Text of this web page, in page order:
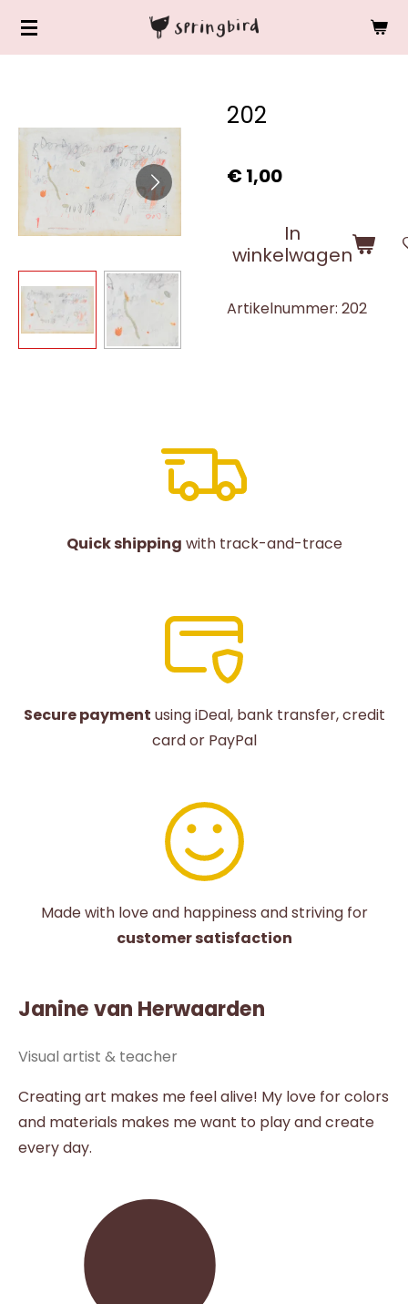
Ga
202
€ 1,00
In
winkelwagen
Artikelnummer: 202
Quick shipping with track-and-trace
Secure payment using iDeal, bank transfer, credit
card or PayPal
Made with love and happiness and striving for
customer satisfaction
Janine van Herwaarden
Visual artist & teacher
Creating art makes me feel alive! My love for colors
and materials makes me want to play and create
every day.